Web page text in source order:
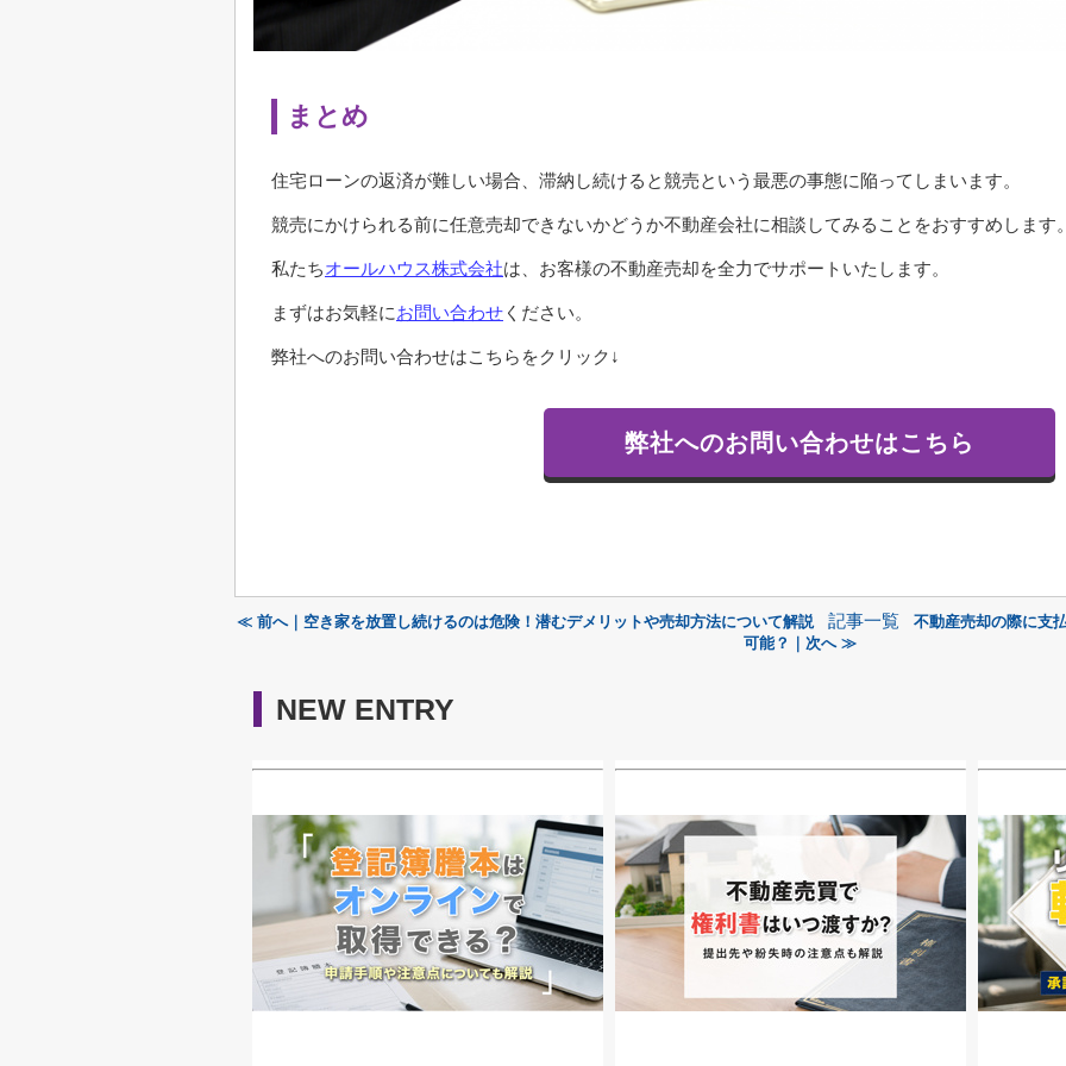
まとめ
住宅ローンの返済が難しい場合、滞納し続けると競売という最悪の事態に陥ってしまいます。
競売にかけられる前に任意売却できないかどうか不動産会社に相談してみることをおすすめします
私たちオールハウス株式会社は、お客様の不動産売却を全力でサポートいたします。
まずはお気軽にお問い合わせ ください。
弊社へのお問い合わせはこちらをクリック↓
弊社へのお問い合わせはこちら
≪ 前へ｜空き家を放置し続けるのは危険！潜むデメリットや売却方法について解説 記事一覧
不動産売却の際に支
可能？｜次へ ≫
NEW ENTRY